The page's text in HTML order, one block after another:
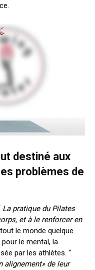
destiné aux
problèmes de
La pratique du Pilates
etàle renforcer en
le monde quelque
le mental, la
par les athlètes. “
alignement» de leur